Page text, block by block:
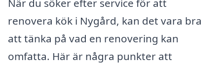
När du söker efter service för att
renovera kök i Nygård, kan det vara bra
att tänka på vad en renovering kan
omfatta. Här är några punkter att